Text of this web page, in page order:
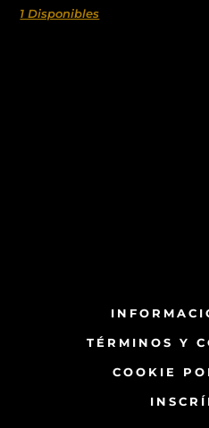
1 Disponibles
TÉRMINOS Y
COOKIE